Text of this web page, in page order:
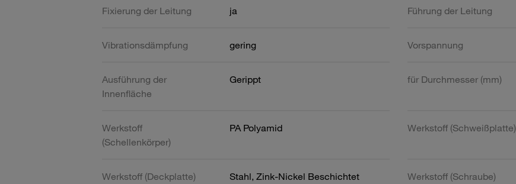
Fixierung der Leitung ja Führung der Leitung
Vibrationsdämpfung gering Vorspannung
Ausführung der
Innenfläche
Gerippt für Durchmesser (mm)
Werkstoff
(Schellenkörper)
PA Polyamid Werkstoff (Schweißplatte)
Werkstoff (Deckplatte) Stahl, Zink-Nickel Beschichtet Werkstoff (Schraube)